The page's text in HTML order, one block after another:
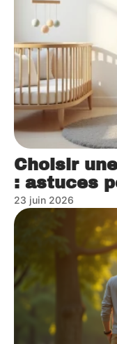
Choisir
: astuces
23 juin 2026